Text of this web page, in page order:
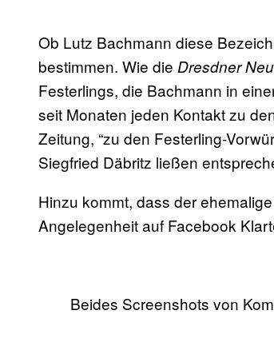
Ob Lutz Bachmann diese
bestimmen. Wie die Dresdner
Festerlings, die Bachmann in
seit Monaten jeden Kontakt zu
Zeitung, “zu den Festerling-
Siegfried Däbritz ließen
Hinzu kommt, dass der
Angelegenheit auf Facebook
Beides Screenshots von